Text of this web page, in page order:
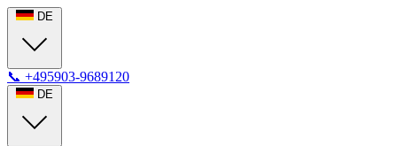
DE
📞 +495903-9689120
DE